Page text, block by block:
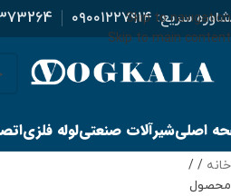
Skip to navigation
Skip to main content
سریع:۰۹۰۰۱۲۲۷۹۱۴
اصلیشیرآلات صنعتیلوله فلزی
خانه /
محصول